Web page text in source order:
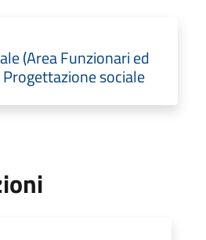
(Area Funzionari ed
Progettazione sociale